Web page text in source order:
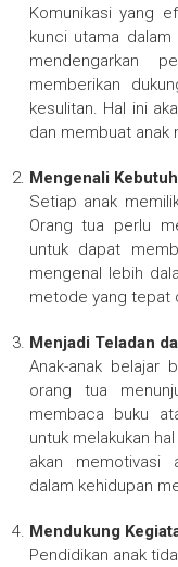
Komunikasi yang
kunci utama
mendengarkan
memberikan
kesulitan. Hal ini
dan membuat anak
Mengenali
Setiap anak
Orang tua perlu
untuk dapat
mengenal lebih
metode yang tepat
Menjadi Teladan
Anak-anak belajar
orang tua
membaca buku
untuk melakukan
akan memotivasi
dalam kehidupan
Mendukung
Pendidikan anak